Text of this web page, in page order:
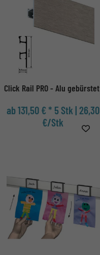
Click Rail PRO - Alu gebürstet
ab 131,50 € * 5 Stk | 26,30
€/Stk